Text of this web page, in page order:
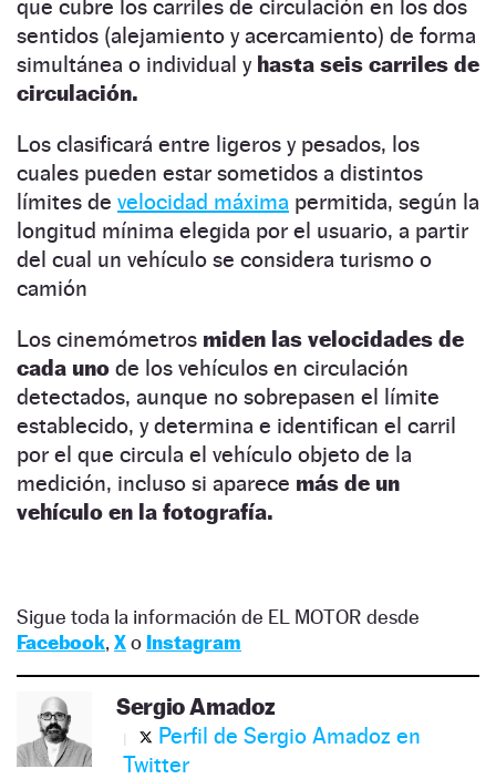
que cubre los carriles de circulación en los dos
sentidos (alejamiento y acercamiento) de forma
simultánea o individual y hasta seis carriles de
circulación.
Los clasificará entre ligeros y pesados, los
cuales pueden estar sometidos a distintos
límites de velocidad máxima permitida, según la
longitud mínima elegida por el usuario, a partir
del cual un vehículo se considera turismo o
camión
Los cinemómetros miden las velocidades de
cada uno de los vehículos en circulación
detectados, aunque no sobrepasen el límite
establecido, y determina e identifican el carril
por el que circula el vehículo objeto de la
medición, incluso si aparece más de un
vehículo en la fotografía.
Sigue toda la información de EL MOTOR desde
Facebook, Xo Instagram
Sergio Amadoz
Perfil de Sergio Amadoz en
Twitter